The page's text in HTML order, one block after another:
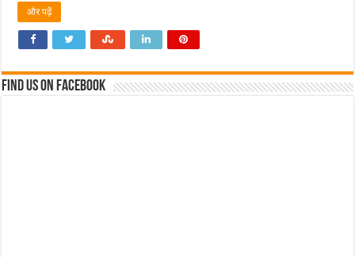
और पढ़ें
Find us on Facebook